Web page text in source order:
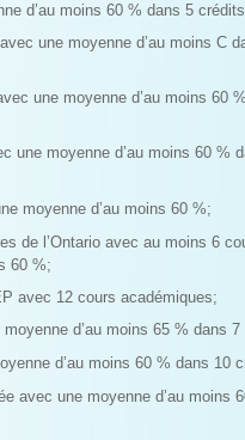
d’au moins 60 % dans 5
une moyenne d’au moins C
une moyenne d’au moins 60
une moyenne d’au moins 60 %
moyenne d’au moins 60 %;
de l’Ontario avec au moins 6
60 %;
avec 12 cours académiques;
d’au moins 65 % dans 7
d’au moins 60 % dans 10
avec une moyenne d’au moins